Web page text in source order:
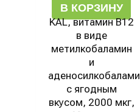
В КОРЗИНУ
KAL, витамин В12
в виде
метилкобаламин
и
с ягодным
вкусом, 2000 мкг,